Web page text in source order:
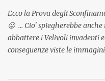
Ecco la Prova degli
😛 ... Cio' spiegherebbe
abbattere i Velivoli invadenti
conseguenze viste le